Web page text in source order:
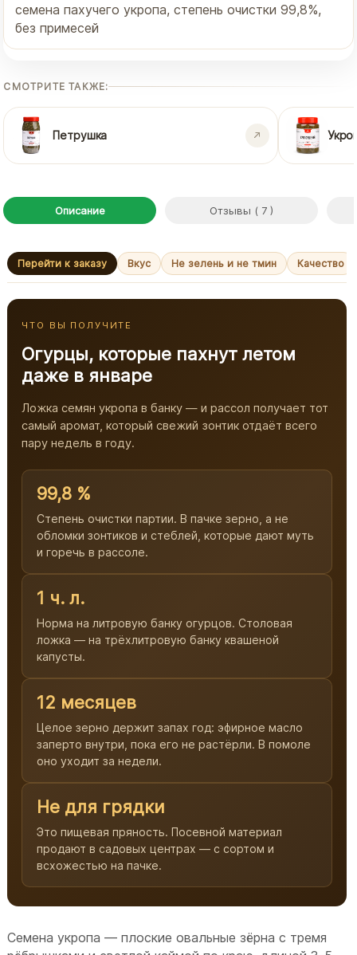
семена пахучего укропа, степень очистки 99,8%,
без примесей
СМОТРИТЕ ТАКЖЕ:
Петрушка
Описание Отзывы ( 7 )
Вкус Не зелень и не тмин Качество
Перейти к заказу
ЧТО ВЫ ПОЛУЧИТЕ
Огурцы, которые пахнут летом
даже в январе
Ложка семян укропа в банку — и рассол получает тот
самый аромат, который свежий зонтик отдаёт всего
пару недель в году.
99,8 %
Степень очистки партии. В пачке зерно, а не
обломки зонтиков и стеблей, которые дают муть
и горечь в рассоле.
1 ч. л.
Норма на литровую банку огурцов. Столовая
ложка — на трёхлитровую банку квашеной
капусты.
12 месяцев
Целое зерно держит запах год: эфирное масло
заперто внутри, пока его не растёрли. В помоле
оно уходит за недели.
Не для грядки
Это пищевая пряность. Посевной материал
продают в садовых центрах — с сортом и
всхожестью на пачке.
Семена укропа — плоские овальные зёрна с тремя